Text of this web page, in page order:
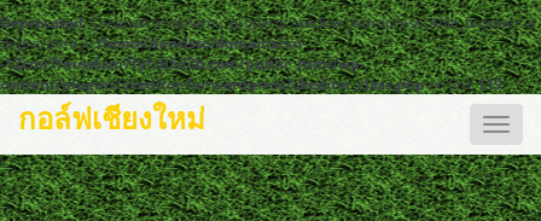
Deprecated: Creation of dynamic property ckeditor_wordpress::$file_browser is
deprecated in/home/dentistc/domains/xn-
-12cmi7fmes6cm7fyfsb5d3b.com/public_html/wp-
content/plugins/ckeditor-for-wordpress/ckeditor_class.phpon line119
Toggle
กอล์ฟเชียงใหม่